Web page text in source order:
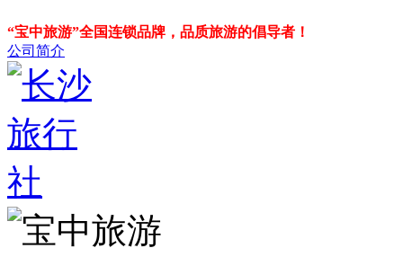
“宝中旅游”全国连锁品牌，品质旅游的倡导者！
公司简介